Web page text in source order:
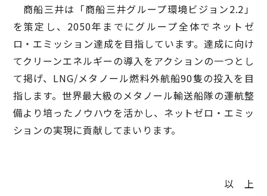
商船三井は「商船三井グループ環境ビジョン2.2」
を策定し、2050年までにグループ全体でネットゼ
ロ・エミッション達成を目指しています。達成に向け
てクリーンエネルギーの導入をアクションの一つとし
て掲げ、LNG/メタノール燃料外航船90隻の投入を目
指します。世界最大級のメタノール輸送船隊の運航整
備より培ったノウハウを活かし、ネットゼロ・エミッ
ションの実現に貢献してまいります。
以 上